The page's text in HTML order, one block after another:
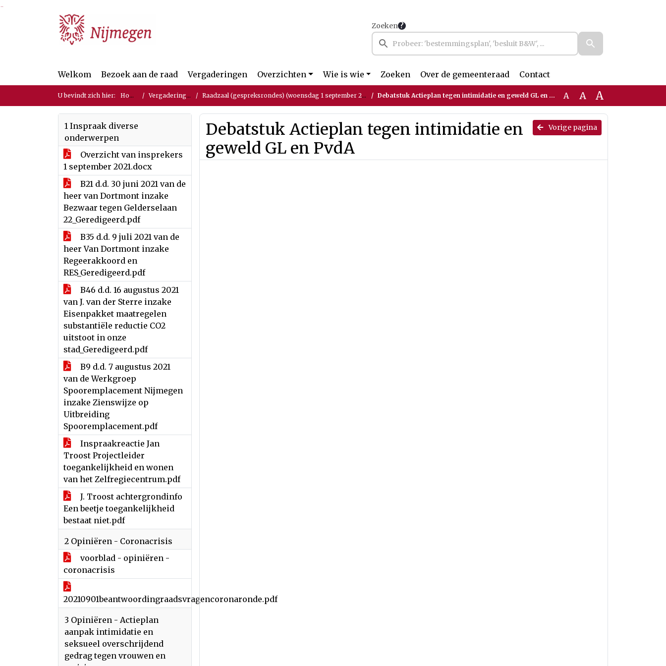
Ga naar de inhoud van deze pagina
Ga naar het zoeken
Ga naar het menu
Zoeken
Welkom Bezoek aan de raad Vergaderingen Overzichten Wie is wie Zoeken Over de gemeenteraad Contact
U bevindt zich hier: Home Vergaderingen Raadzaal (gespreksrondes) (woensdag 1 september 2021) Debatstuk Actieplan tegen intimidatie en geweld GL en PvdA A A A
1 Inspraak diverse
onderwerpen
Overzicht van insprekers
1 september 2021.docx
B21 d.d. 30 juni 2021 van de
heer van Dortmont inzake
Bezwaar tegen Gelderselaan
22_Geredigeerd.pdf
B35 d.d. 9 juli 2021 van de
heer Van Dortmont inzake
Regeerakkoord en
RES_Geredigeerd.pdf
B46 d.d. 16 augustus 2021
van J. van der Sterre inzake
Eisenpakket maatregelen
substantiële reductie CO2
uitstoot in onze
stad_Geredigeerd.pdf
B9 d.d. 7 augustus 2021
van de Werkgroep
Spooremplacement Nijmegen
inzake Zienswijze op
Uitbreiding
Spooremplacement.pdf
Inspraakreactie Jan
Troost Projectleider
toegankelijkheid en wonen
van het Zelfregiecentrum.pdf
J. Troost achtergrondinfo
Een beetje toegankelijkheid
bestaat niet.pdf
2 Opiniëren - Coronacrisis
voorblad - opiniëren -
coronacrisis
20210901beantwoordingraadsvragencoronaronde.pdf
3 Opiniëren - Actieplan
aanpak intimidatie en
seksueel overschrijdend
gedrag tegen vrouwen en
Vorige pagina
Debatstuk Actieplan tegen intimidatie en
geweld GL en PvdA